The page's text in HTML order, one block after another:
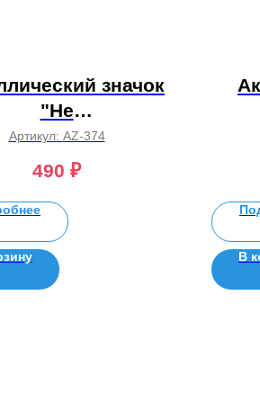
значок
"Не
капибарой/Donut
Артикул: AZ-374
490 ₽
В